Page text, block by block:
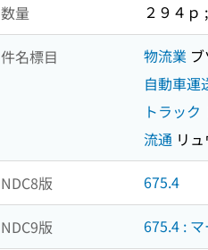
数量 ２９４ｐ
件名標目 物流業
自動車運
トラック
流通 リ
NDC8版 675.4
NDC9版 675.4 :